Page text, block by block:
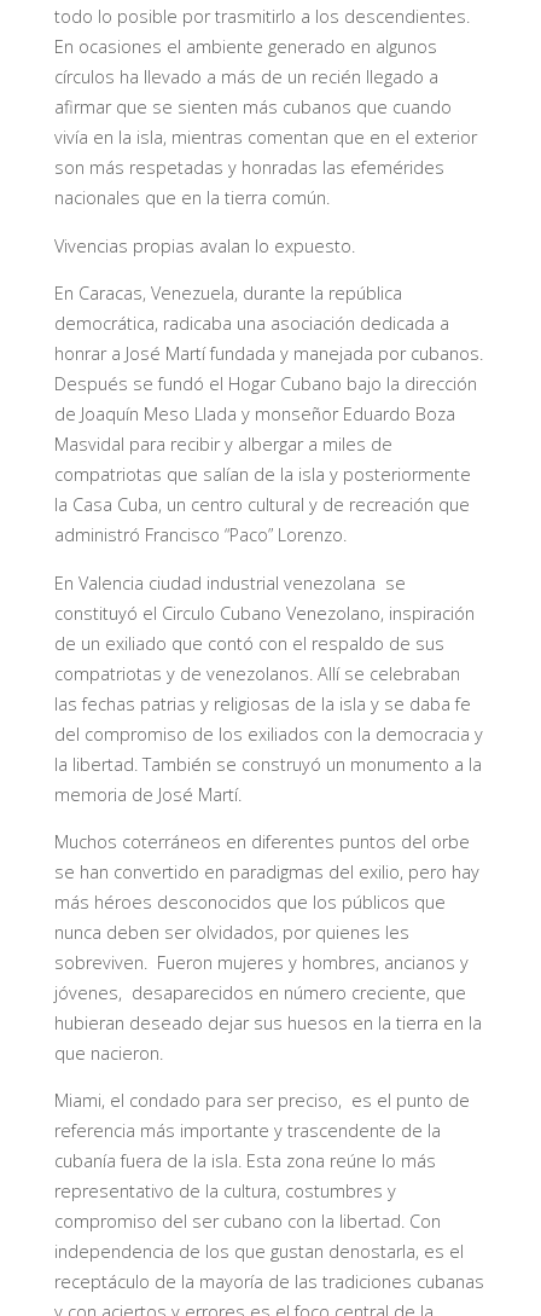
todo lo posible por trasmitirlo a los descendientes.
En ocasiones el ambiente generado en algunos
círculos ha llevado a más de un recién llegado a
afirmar que se sienten más cubanos que cuando
vivía en la isla, mientras comentan que en el exterior
son más respetadas y honradas las efemérides
nacionales que en la tierra común.
Vivencias propias avalan lo expuesto.
En Caracas, Venezuela, durante la república
democrática, radicaba una asociación dedicada a
honrar a José Martí fundada y manejada por cubanos.
Después se fundó el Hogar Cubano bajo la dirección
de Joaquín Meso Llada y monseñor Eduardo Boza
Masvidal para recibir y albergar a miles de
compatriotas que salían de la isla y posteriormente
la Casa Cuba, un centro cultural y de recreación que
administró Francisco “Paco” Lorenzo.
En Valencia ciudad industrial venezolana se
constituyó el Circulo Cubano Venezolano, inspiración
de un exiliado que contó con el respaldo de sus
compatriotas y de venezolanos. Allí se celebraban
las fechas patrias y religiosas de la isla y se daba fe
del compromiso de los exiliados con la democracia y
la libertad. También se construyó un monumento a la
memoria de José Martí.
Muchos coterráneos en diferentes puntos del orbe
se han convertido en paradigmas del exilio, pero hay
más héroes desconocidos que los públicos que
nunca deben ser olvidados, por quienes les
sobreviven. Fueron mujeres y hombres, ancianos y
jóvenes, desaparecidos en número creciente, que
hubieran deseado dejar sus huesos en la tierra en la
que nacieron.
Miami, el condado para ser preciso, es el punto de
referencia más importante y trascendente de la
cubanía fuera de la isla. Esta zona reúne lo más
representativo de la cultura, costumbres y
compromiso del ser cubano con la libertad. Con
independencia de los que gustan denostarla, es el
receptáculo de la mayoría de las tradiciones cubanas